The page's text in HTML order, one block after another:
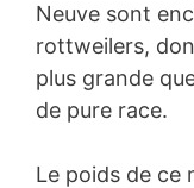
Neuve sont
rottweilers,
plus grande
de pure race.
Le poids de ce